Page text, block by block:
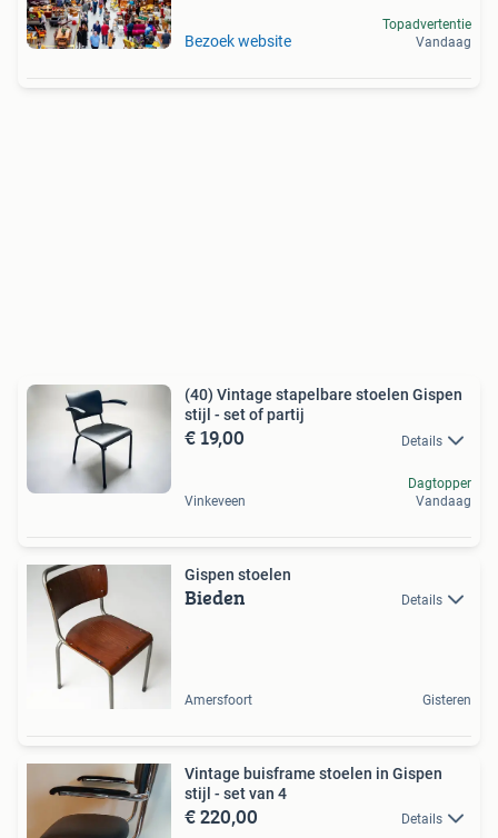
Bezoek website
Topadvertentie
Vandaag
(40) Vintage stapelbare stoelen Gispen
stijl - set of partij
€ 19,00 Details
Vinkeveen
Dagtopper
Vandaag
Gispen stoelen
Bieden Details
Amersfoort Gisteren
Vintage buisframe stoelen in Gispen
stijl - set van 4
€ 220,00 Details